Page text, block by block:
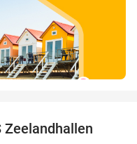
Zeelandhallen